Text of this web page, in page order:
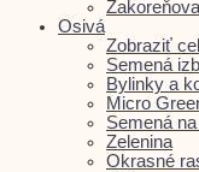
Osivá
Zobraziť
Semená
Bylinky a
Micro
Semená
Zelenina
Okrasné